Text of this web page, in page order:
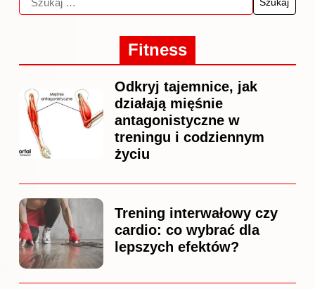
Fitness
Odkryj tajemnice, jak
działają mięśnie
antagonistyczne w
treningu i codziennym
życiu
Trening interwałowy czy
cardio: co wybrać dla
lepszych efektów?